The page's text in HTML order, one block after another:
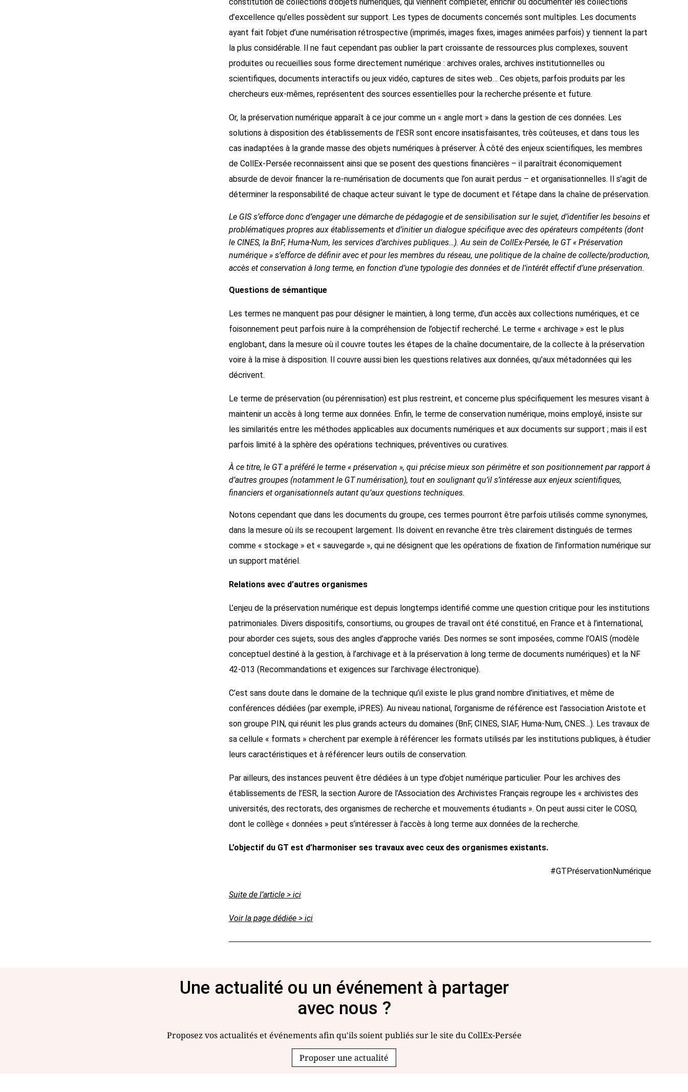
d’excellence qu’elles possèdent sur support. Les types de documents concernés sont multiples. Les documents
ayant fait l’objet d’une numérisation rétrospective (imprimés, images fixes, images animées parfois) y tiennent la part
la plus considérable. Il ne faut cependant pas oublier la part croissante de ressources plus complexes, souvent
produites ou recueillies sous forme directement numérique : archives orales, archives institutionnelles ou
scientifiques, documents interactifs ou jeux vidéo, captures de sites web… Ces objets, parfois produits par les
chercheurs eux-mêmes, représentent des sources essentielles pour la recherche présente et future.
Or, la préservation numérique apparaît à ce jour comme un « angle mort » dans la gestion de ces données. Les
solutions à disposition des établissements de l’ESR sont encore insatisfaisantes, très coûteuses, et dans tous les
cas inadaptées à la grande masse des objets numériques à préserver. À côté des enjeux scientifiques, les membres
de CollEx-Persée reconnaissent ainsi que se posent des questions financières – il paraîtrait économiquement
absurde de devoir financer la re-numérisation de documents que l’on aurait perdus – et organisationnelles. Il s’agit de
déterminer la responsabilité de chaque acteur suivant le type de document et l’étape dans la chaîne de préservation.
Le GIS s’efforce donc d’engager une démarche de pédagogie et de sensibilisation sur le sujet, d’identifier les besoins et
problématiques propres aux établissements et d’initier un dialogue spécifique avec des opérateurs compétents (dont
le CINES, la BnF, Huma-Num, les services d’archives publiques…). Au sein de CollEx-Persée, le GT « Préservation
numérique » s’efforce de définir avec et pour les membres du réseau, une politique de la chaîne de collecte/production,
accès et conservation à long terme, en fonction d’une typologie des données et de l’intérêt effectif d’une préservation.
Questions de sémantique
Les termes ne manquent pas pour désigner le maintien, à long terme, d’un accès aux collections numériques, et ce
foisonnement peut parfois nuire à la compréhension de l’objectif recherché. Le terme « archivage » est le plus
englobant, dans la mesure où il couvre toutes les étapes de la chaîne documentaire, de la collecte à la préservation
voire à la mise à disposition. Il couvre aussi bien les questions relatives aux données, qu’aux métadonnées qui les
décrivent.
Le terme de préservation (ou pérennisation) est plus restreint, et concerne plus spécifiquement les mesures visant à
maintenir un accès à long terme aux données. Enfin, le terme de conservation numérique, moins employé, insiste sur
les similarités entre les méthodes applicables aux documents numériques et aux documents sur support ; mais il est
parfois limité à la sphère des opérations techniques, préventives ou curatives.
À ce titre, le GT a préféré le terme « préservation », qui précise mieux son périmètre et son positionnement par rapport à
d’autres groupes (notamment le GT numérisation), tout en soulignant qu’il s’intéresse aux enjeux scientifiques,
financiers et organisationnels autant qu’aux questions techniques.
Notons cependant que dans les documents du groupe, ces termes pourront être parfois utilisés comme synonymes,
dans la mesure où ils se recoupent largement. Ils doivent en revanche être très clairement distingués de termes
comme « stockage » et « sauvegarde », qui ne désignent que les opérations de fixation de l’information numérique sur
un support matériel.
Relations avec d’autres organismes
L’enjeu de la préservation numérique est depuis longtemps identifié comme une question critique pour les institutions
patrimoniales. Divers dispositifs, consortiums, ou groupes de travail ont été constitué, en France et à l’international,
pour aborder ces sujets, sous des angles d’approche variés. Des normes se sont imposées, comme l’OAIS (modèle
conceptuel destiné à la gestion, à l’archivage et à la préservation à long terme de documents numériques) et la NF
42-013 (Recommandations et exigences sur l’archivage électronique).
C’est sans doute dans le domaine de la technique qu’il existe le plus grand nombre d’initiatives, et même de
conférences dédiées (par exemple, iPRES). Au niveau national, l’organisme de référence est l’association Aristote et
son groupe PIN, qui réunit les plus grands acteurs du domaines (BnF, CINES, SIAF, Huma-Num, CNES…). Les travaux de
sa cellule « formats » cherchent par exemple à référencer les formats utilisés par les institutions publiques, à étudier
leurs caractéristiques et à référencer leurs outils de conservation.
Par ailleurs, des instances peuvent être dédiées à un type d’objet numérique particulier. Pour les archives des
établissements de l’ESR, la section Aurore de l’Association des Archivistes Français regroupe les « archivistes des
universités, des rectorats, des organismes de recherche et mouvements étudiants ». On peut aussi citer le COSO,
dont le collège « données » peut s’intéresser à l’accès à long terme aux données de la recherche.
L’objectif du GT est d’harmoniser ses travaux avec ceux des organismes existants.
#GTPréservationNumérique
Suite de l’article > ici
Voir la page dédiée > ici
Une actualité ou un événement à partager
avec nous ?
Proposez vos actualités et événements afin qu'ils soient publiés sur le site du CollEx-Persée
Proposer une actualité